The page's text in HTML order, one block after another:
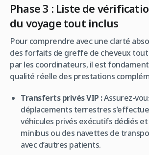
Phase 3 : Liste de
du voyage tout inclus
Pour comprendre avec une clarté
des forfaits de greffe de cheveux tout
par les coordinateurs, il est
qualité réelle des prestations
Transferts privés VIP :Assurez-
déplacements terrestres
véhicules privés exécutifs dédiés
minibus ou des navettes de
avec d’autres patients.